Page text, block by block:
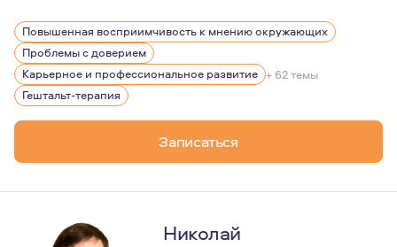
Мне искренне интересен собственный путь
Я много внимания и энергии направляю на то, что бы
Повышенная восприимчивость к мнению окружающих
Проблемы с доверием
Карьерное и профессиональное развитие + 62 темы
Гештальт-терапия
Записаться
Николай